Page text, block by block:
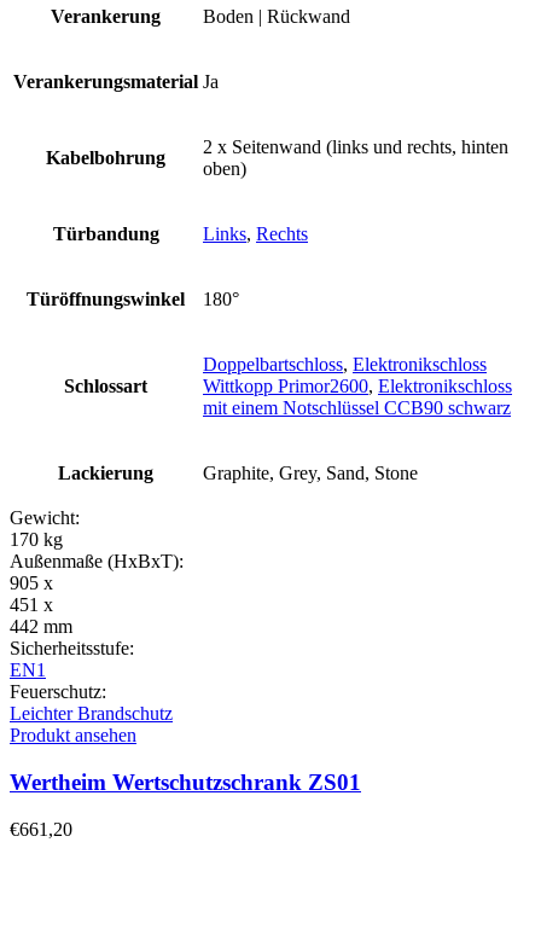
Verankerung Boden | Rückwand
Verankerungsmaterial Ja
Kabelbohrung
2 x Seitenwand (links und rechts, hinten
oben)
Türbandung Links, Rechts
Türöffnungswinkel 180°
Schlossart
Doppelbartschloss, Elektronikschloss
Wittkopp Primor2600, Elektronikschloss
mit einem Notschlüssel CCB90 schwarz
Lackierung Graphite, Grey, Sand, Stone
Gewicht:
170 kg
Außenmaße (HxBxT):
905 x
451 x
442 mm
Sicherheitsstufe:
EN1
Feuerschutz:
Leichter Brandschutz
Produkt ansehen
Wertheim Wertschutzschrank ZS01
€661,20